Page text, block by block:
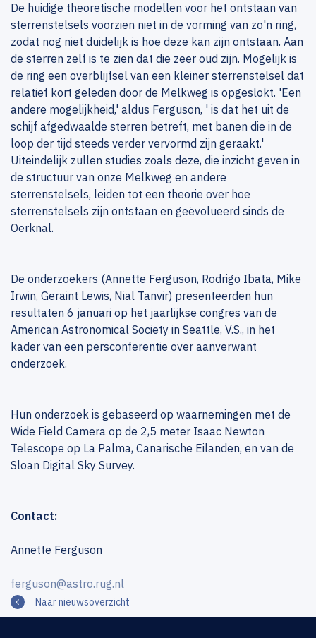
De huidige theoretische modellen voor het ontstaan van
sterrenstelsels voorzien niet in de vorming van zo'n ring,
zodat nog niet duidelijk is hoe deze kan zijn ontstaan. Aan
de sterren zelf is te zien dat die zeer oud zijn. Mogelijk is
de ring een overblijfsel van een kleiner sterrenstelsel dat
relatief kort geleden door de Melkweg is opgeslokt. 'Een
andere mogelijkheid,' aldus Ferguson, ' is dat het uit de
schijf afgedwaalde sterren betreft, met banen die in de
loop der tijd steeds verder vervormd zijn geraakt.'
Uiteindelijk zullen studies zoals deze, die inzicht geven in
de structuur van onze Melkweg en andere
sterrenstelsels, leiden tot een theorie over hoe
sterrenstelsels zijn ontstaan en geëvolueerd sinds de
Oerknal.
De onderzoekers (Annette Ferguson, Rodrigo Ibata, Mike
Irwin, Geraint Lewis, Nial Tanvir) presenteerden hun
resultaten 6 januari op het jaarlijkse congres van de
American Astronomical Society in Seattle, V.S., in het
kader van een persconferentie over aanverwant
onderzoek.
Hun onderzoek is gebaseerd op waarnemingen met de
Wide Field Camera op de 2,5 meter Isaac Newton
Telescope op La Palma, Canarische Eilanden, en van de
Sloan Digital Sky Survey.
Contact:
Annette Ferguson
ferguson@astro.rug.nl
Naar nieuwsoverzicht